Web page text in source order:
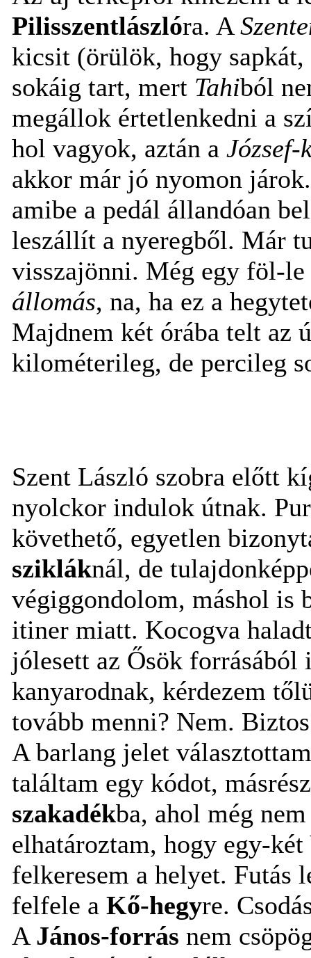
Pilisszentlászlóra. A
kicsit (örülök, hogy sapkát,
sokáig tart, mert Tahiból
megállok értetlenkedni a
hol vagyok, aztán a József-
akkor már jó nyomon
amibe a pedál állandóan
leszállít a nyeregből. Már
visszajönni. Még egy föl-le
állomás, na, ha ez a
Majdnem két órába telt az
kilométerileg, de percileg
Szent László szobra előtt
nyolckor indulok útnak.
követhető, egyetlen
szikláknál, de
végiggondolom, máshol is
itiner miatt. Kocogva
jólesett az Ősök
kanyarodnak, kérdezem
tovább menni? Nem.
A barlang jelet
találtam egy kódot,
szakadékba, ahol még
elhatároztam, hogy egy-
felkeresem a helyet. Futás
felfele a Kő-hegyre.
A János-forrás nem